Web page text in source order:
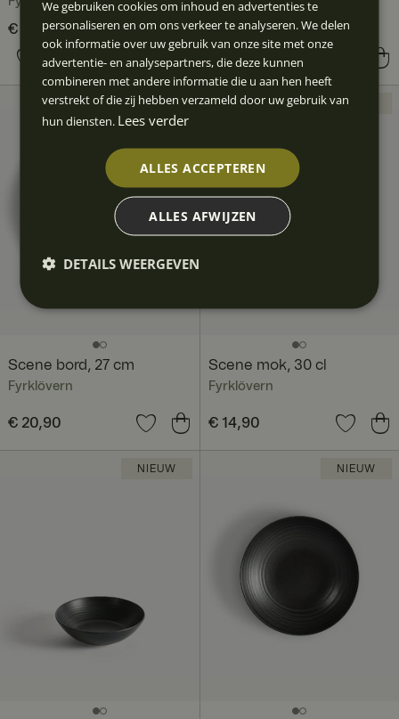
Huidige prijs:
€ 166,80Vorige prijs
€ 226,80
€ 166,80 € 226,80
Prijs:€ 75,60
€ 75,60
NIEUW
Scene bord, 27 cm
Fyrklövern
Prijs:€ 20,90
€ 20,90
NIEUW
Scene mok, 30 cl
Fyrklövern
Prijs:€ 14,90
€ 14,90
NIEUW NIEUW
We gebruiken cookies om inhoud en advertenties te
personaliseren en om ons verkeer te analyseren. We delen
ook informatie over uw gebruik van onze site met onze
advertentie- en analysepartners, die deze kunnen
combineren met andere informatie die u aan hen heeft
verstrekt of die zij hebben verzameld door uw gebruik van
hun diensten. Lees verder
ALLES ACCEPTEREN
ALLES AFWIJZEN
DETAILS WEERGEVEN